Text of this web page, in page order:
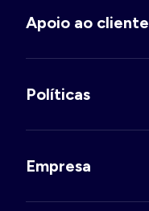
Apoio ao cliente
Políticas
Empresa